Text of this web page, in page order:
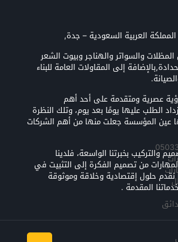
العربية السعودية – جدة,
والسواتر والهناجر وبيوت الشعر
إلى المقاولات العامة للبناء
عصرية ومتقدمة على أحد أهم
الطلب عليها يومًا بعد يوم، وتلك النظرة
عين المؤسسة جعلت منها من أهم الشركات
والتركيب بخبرتنا الواسعة، فلدينا
من تصميم الفكرة إلى التثبيت في
نقدم حلول إقتصادية وخلاقة وموثوقة
المقدمة .